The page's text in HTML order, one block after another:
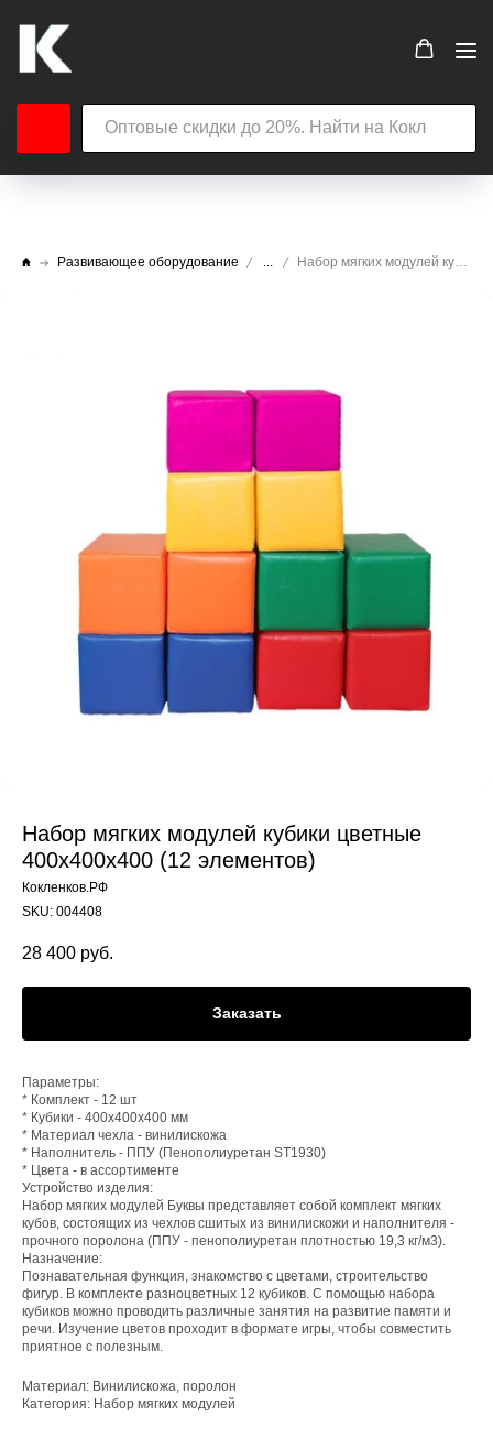
Развивающее оборудование
Набор мягких модулей кубики цветные
400х400х400 (12 элементов)
Кокленков.РФ
SKU: 004408
28 400 руб.
Заказать
Параметры:
* Комплект - 12 шт
* Кубики - 400х400х400 мм
* Материал чехла - винилискожа
* Наполнитель - ППУ (Пенополиуретан ST1930)
* Цвета - в ассортименте
Устройство изделия:
Набор мягких модулей Буквы представляет собой комплект мягких
кубов, состоящих из чехлов сшитых из винилискожи и наполнителя -
прочного поролона (ППУ - пенополиуретан плотностью 19,3 кг/м3).
Назначение:
Познавательная функция, знакомство с цветами, строительство
фигур. В комплекте разноцветных 12 кубиков. С помощью набора
кубиков можно проводить различные занятия на развитие памяти и
речи. Изучение цветов проходит в формате игры, чтобы совместить
приятное с полезным.
Материал: Винилискожа, поролон
Категория: Набор мягких модулей